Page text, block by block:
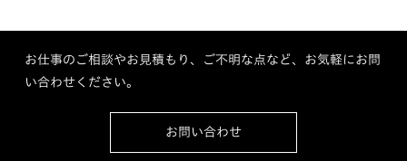
お仕事のご相談やお見積もり、ご不明な点など、お気軽にお問
い合わせください。
お問い合わせ